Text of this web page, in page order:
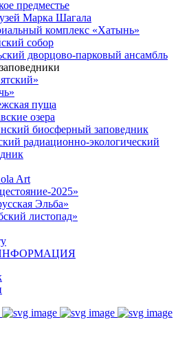
предместье
Марка Шагала
комплекс «Хатынь»
собор
дворцово-парковый ансамбль
пуща
озера
биосферный заповедник
радиационно-экологический
Art
2025»
Эльба»
листопад»